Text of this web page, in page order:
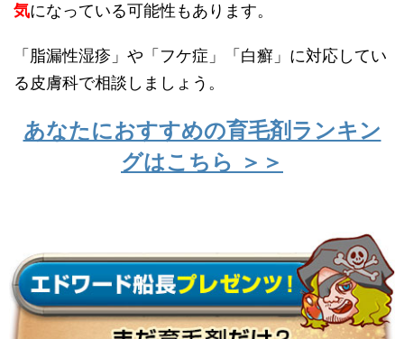
気になっている可能性もあります。
「脂漏性湿疹」や「フケ症」「白癬」に対応してい
る皮膚科で相談しましょう。
あなたにおすすめの育毛剤ランキン
グはこちら ＞＞